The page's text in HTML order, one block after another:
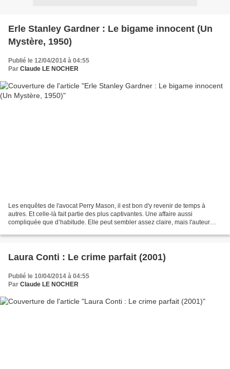
Erle Stanley Gardner : Le bigame innocent (Un
Mystère, 1950)
Publié le 12/04/2014 à 04:55
Par Claude LE NOCHER
Les enquêtes de l'avocat Perry Mason, il est bon d'y revenir de temps à
autres. Et celle-là fait partie des plus captivantes. Une affaire aussi
compliquée que d’habitude. Elle peut sembler assez claire, mais l'auteur
Laura Conti : Le crime parfait (2001)
Publié le 10/04/2014 à 04:55
Par Claude LE NOCHER